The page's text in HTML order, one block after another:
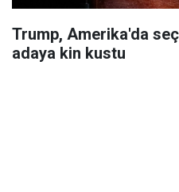
Trump, Amerika'da
adaya kin kustu